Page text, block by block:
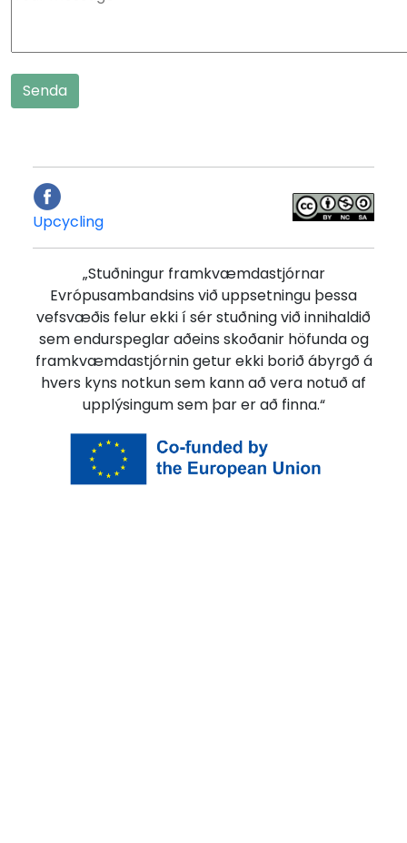
Senda
Upcycling
„Stuðningur framkvæmdastjórnar
Evrópusambandsins við uppsetningu þessa
vefsvæðis felur ekki í sér stuðning við innihaldið
sem endurspeglar aðeins skoðanir höfunda og
framkvæmdastjórnin getur ekki borið ábyrgð á
hvers kyns notkun sem kann að vera notuð af
upplýsingum sem þar er að finna.“